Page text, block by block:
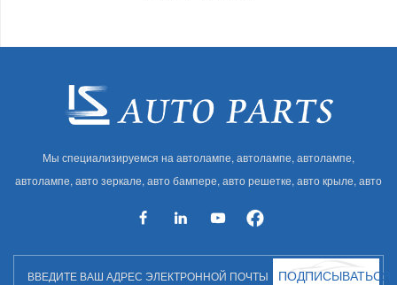
Мы специализируемся на автолампе, автолампе, автолампе,
автолампе, авто зеркале, авто бампере, авто решетке, авто крыле, авто
автозапчастей для Audi, VW, Benz, BMW
ПОДПИСЫВАТЬСЯ